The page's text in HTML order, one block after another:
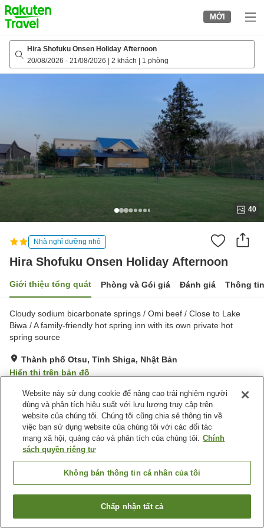
to
top
page
MỚI
Hira Shofuku Onsen Holiday Afternoon
20/08/2026 - 21/08/2026 2 khách 1 phòng
40
Nhà nghỉ dưỡng nhỏ
Hira Shofuku Onsen Holiday Afternoon
Giới thiệu tổng quát Phòng và Gói giá Đánh giá Thông
Cloudy sodium bicarbonate springs / Omi beef / Close to Lake
Biwa / A family-friendly hot spring inn with its own private hot
spring source
Thành phố Otsu, Tỉnh Shiga, Nhật Bản
Hiển thị trên bản đồ
Tốt Đánh giá:68lượt
Tiện nghi chỗ nghỉ
Bãi đỗ xe
Spa / Salon
Nhà hàng
Trang chủ Nhật Bản Tỉnh Shiga
Thành phố Otsu
Hira Shofuku Onsen Holiday Afternoon
Tìm phòng trống
Website này sử dụng cookie để nâng cao trải nghiệm người
dùng và phân tích hiệu suất với lưu lượng truy cập trên
website của chúng tôi. Chúng tôi cũng chia sẻ thông tin về
việc bạn sử dụng website của chúng tôi với các đối tác
mạng xã hội, quảng cáo và phân tích của chúng tôi. Chính
sách quyền riêng tư
Không bán thông tin cá nhân của tôi
Chấp nhận tất cả